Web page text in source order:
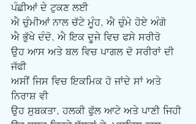
ਪੰਛੀਆਂ ਦੇ ਟੁਕਣ ਲਈ
ਐ ਚੁੰਮੀਆਂ ਨਾਲ ਚੱਟੇ ਮੂੰਹ, ਐ ਚੁੰਮੇ ਹੋਏ ਅੰਗੋ
ਐ ਭੁੱਖੇ ਦੰਦੋ, ਐ ਇਕ ਦੂਜੇ ਵਿਚ ਫਸੇ ਸਰੀਰੋ
ਉਹ ਆਸ ਅਤੇ ਬਲ ਵਿਚ ਪਾਗਲ ਦੋ ਸਰੀਰਾਂ ਦੀ
ਜੱਫੀ
ਅਸੀਂ ਜਿਸ ਵਿਚ ਇਕਮਿਕ ਹੋ ਜਾਂਦੇ ਸਾਂ ਅਤੇ
ਨਿਰਾਸ਼ ਵੀ
ਉਹ ਸੁਬਕਤਾ, ਹਲਕੀ ਫੁੱਲ ਆਟੇ ਅਤੇ ਪਾਣੀ ਜਿਹੀ